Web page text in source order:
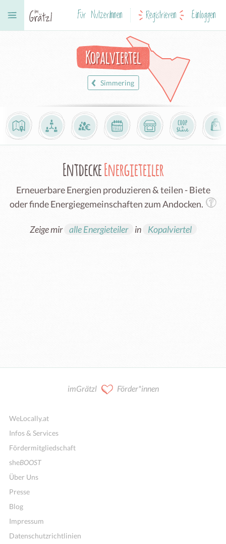
Für NutzerInnen Registrieren Einloggen
Kopalviertel
Simmering
EntdeckeEnergieteiler
Erneuerbare Energien produzieren & teilen - Biete
oder finde Energiegemeinschaften zum Andocken.
Zeige mir alle Energieteiler in Kopalviertel
imGrätzl Förder*innen
WeLocally.at
Infos & Services
Fördermitgliedschaft
sheBOOST
Über Uns
Presse
Blog
Impressum
Datenschutzrichtlinien